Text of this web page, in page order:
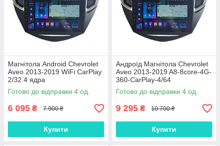
Магнітола Android Chevrolet
Aveo 2013-2019 WiFi CarPlay
2/32 4 ядра
Готово до відправки 4 од.
6 095 ₴ 7 900 ₴
Купити
Андроїд Магнітола Chevrolet
Aveo 2013-2019 A8-8core-4G-
360-CarPlay-4/64
Готово до відправки 4 од.
9 295 ₴ 10 700 ₴
Купити